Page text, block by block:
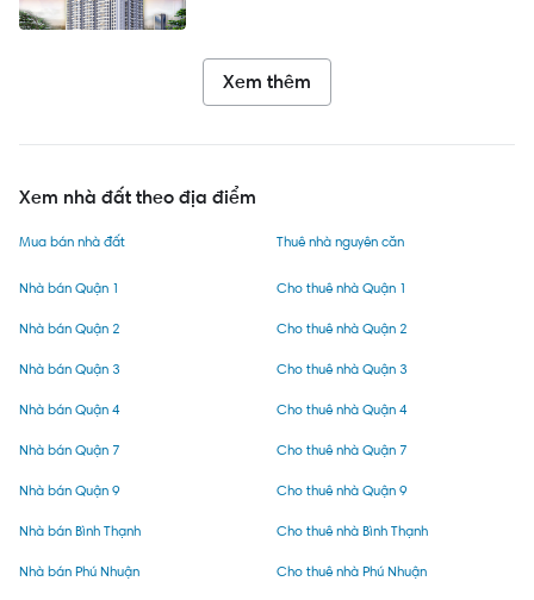
Xem thêm
Xem nhà đất theo địa điểm
Mua bán nhà đất
Nhà bán Quận 1
Nhà bán Quận 2
Nhà bán Quận 3
Nhà bán Quận 4
Nhà bán Quận 7
Nhà bán Quận 9
Nhà bán Bình Thạnh
Nhà bán Phú Nhuận
Thuê nhà nguyên căn
Cho thuê nhà Quận 1
Cho thuê nhà Quận 2
Cho thuê nhà Quận 3
Cho thuê nhà Quận 4
Cho thuê nhà Quận 7
Cho thuê nhà Quận 9
Cho thuê nhà Bình Thạnh
Cho thuê nhà Phú Nhuận